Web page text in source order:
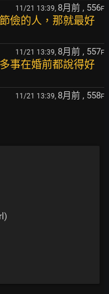
11/21 13:39, 8月前 , 556F
儉的人，那就最好
11/21 13:39, 8月前 , 557F
事在婚前都說得好
11/21 13:39, 8月前 , 558F